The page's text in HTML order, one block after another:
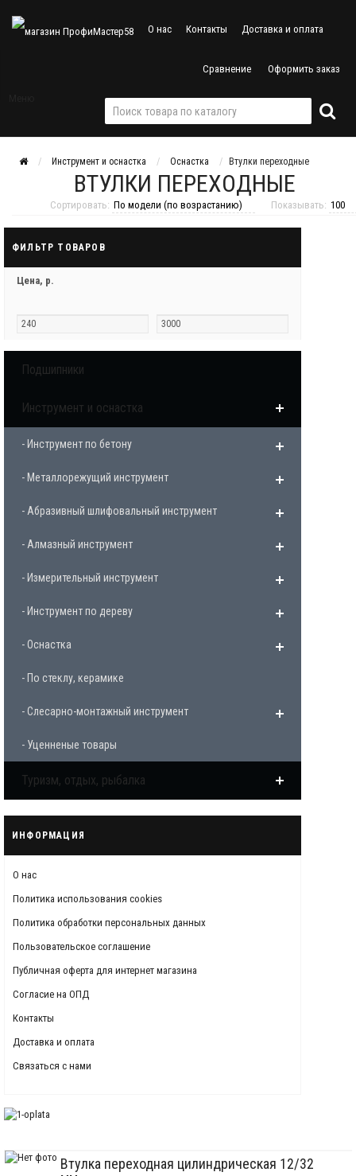
О нас Контакты Доставка и оплата
Сравнение Оформить заказ
Инструмент и оснастка Оснастка Втулки переходные
ВТУЛКИ ПЕРЕХОДНЫЕ
Показывать:
Сортировать:
ФИЛЬТР ТОВАРОВ
Цена, р.
Подшипники
Инструмент и оснастка
- Инструмент по бетону
- Металлорежущий инструмент
- Абразивный шлифовальный инструмент
- Алмазный инструмент
- Измерительный инструмент
- Инструмент по дереву
- Оснастка
- По стеклу, керамике
- Слесарно-монтажный инструмент
- Уценненые товары
Туризм, отдых, рыбалка
ИНФОРМАЦИЯ
О нас
Политика использования cookies
Политика обработки персональных данных
Пользовательское соглашение
Публичная оферта для интернет магазина
Согласие на ОПД
Контакты
Доставка и оплата
Связаться с нами
Втулка переходная цилиндрическая 12/32